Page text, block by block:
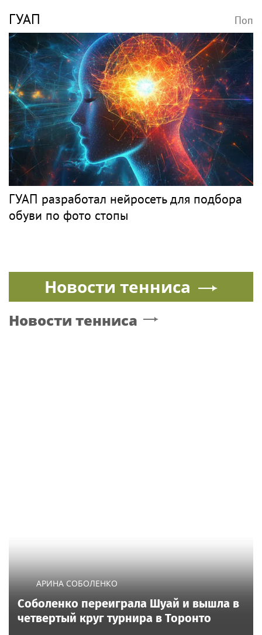
ГУАП Поп
ГУАП разработал нейросеть для подбора
обуви по фото стопы
Новости тенниса
Новости тенниса
АРИНА СОБОЛЕНКО
Соболенко переиграла Шуай и вышла в
четвертый круг турнира в Торонто